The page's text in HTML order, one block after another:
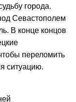
города.
Севастополем
В конце концов
переломить
ситуацию.